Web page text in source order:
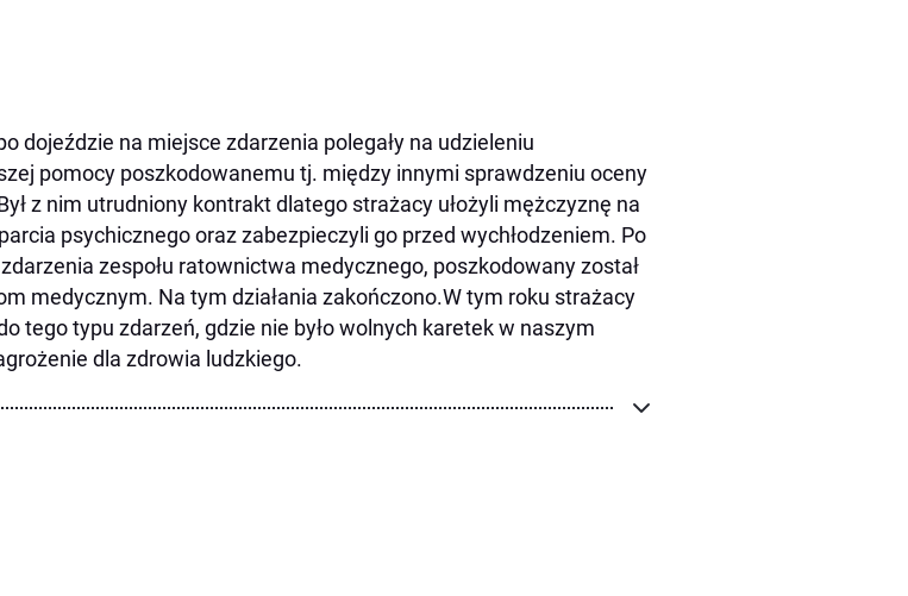
dojeździe na miejsce zdarzenia polegały na udzieleniu
pomocy poszkodowanemu tj. między innymi sprawdzeniu oceny
z nim utrudniony kontrakt dlatego strażacy ułożyli mężczyznę na
psychicznego oraz zabezpieczyli go przed wychłodzeniem. Po
zespołu ratownictwa medycznego, poszkodowany został
medycznym. Na tym działania zakończono.W tym roku strażacy
tego typu zdarzeń, gdzie nie było wolnych karetek w naszym
dla zdrowia ludzkiego.